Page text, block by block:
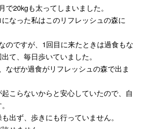
で20kgも太ってしまいました。
なった私はこのリフレッシュの森に
のですが、1回目に来たときは過食もな
て、毎日歩いていました。
なぜか過食がリフレッシュの森で出ま
こらないからと安心していたので、自
出ず、歩きにも行っていません。